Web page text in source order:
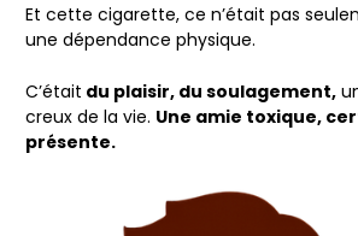
Et cette cigarette, ce n’était pas
une dépendance physique.
C’était du plaisir, du soulagement,
creux de la vie. Une amie toxique,
présente.